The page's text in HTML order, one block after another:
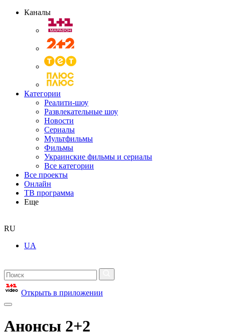
Каналы
Категории
Реалити-шоу
Развлекательные шоу
Новости
Сериалы
Мультфильмы
Фильмы
Украинские фильмы и сериалы
Все категории
Все проекты
Онлайн
ТВ программа
Еще
RU
UA
Открыть в приложении
Анонсы 2+2